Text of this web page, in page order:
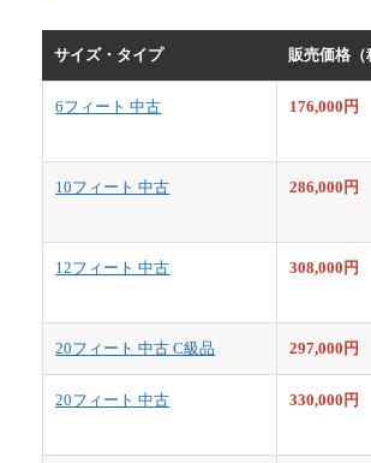
サイズ・タイプ 販売価格（
6フィート 中古 176,000円
10フィート 中古 286,000円
12フィート 中古 308,000円
20フィート 中古 C級品 297,000円
20フィート 中古 330,000円